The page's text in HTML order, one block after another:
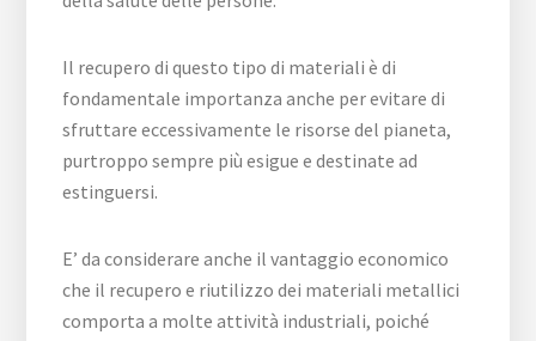
Il recupero di questo tipo di materiali è di
fondamentale importanza anche per evitare di
sfruttare eccessivamente le risorse del pianeta,
purtroppo sempre più esigue e destinate ad
estinguersi.
E’ da considerare anche il vantaggio economico
che il recupero e riutilizzo dei materiali metallici
comporta a molte attività industriali, poiché